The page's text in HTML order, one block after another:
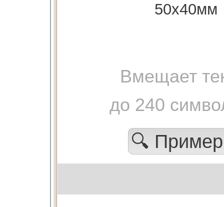
50х40мм
Вмещает
до 240
🔍